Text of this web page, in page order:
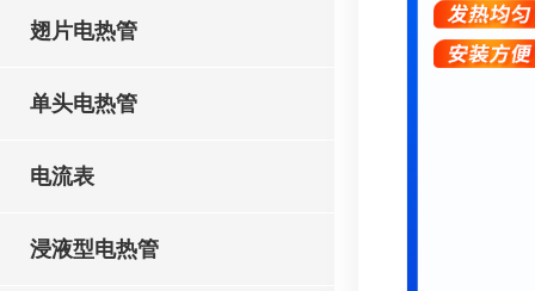
翅片电热管
单头电热管
电流表
浸液型电热管